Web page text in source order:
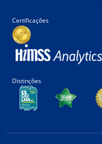
Certificações
Distinções